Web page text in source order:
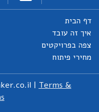
דף הבית
איך זה עובד
צפה בפרויקטים
מחירי פיתוח
| Terms &